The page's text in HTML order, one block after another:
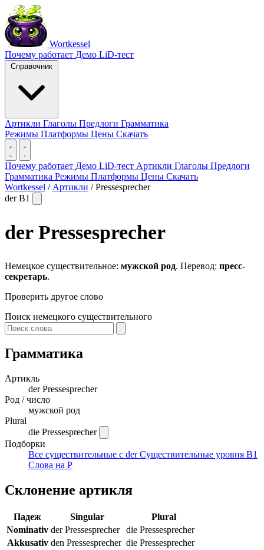
Wortkessel
Почему работает Демо LiD-тест
Справочник
Артикли Глаголы Предлоги Грамматика
Режимы Платформы Цены Скачать
Почему работает Демо LiD-тест Артикли Глаголы Предлоги
Грамматика Режимы Платформы Цены Скачать
Wortkessel / Артикли / Pressesprecher
derB1
derPressesprecher
Немецкое существительное: мужской род. Перевод: пресс-
секретарь.
Проверить другое слово
Поиск немецкого существительного
Грамматика
Артикль
derPressesprecher
Род / число
мужской род
Plural
die Pressesprecher
Подборки
Все существительные с derСуществительные уровня B1
Слова на P
Склонение артикля
Падеж Singular
Plural
Nominativ der Pressesprecher
die Pressesprecher
Akkusativ den Pressesprecher die Pressesprecher